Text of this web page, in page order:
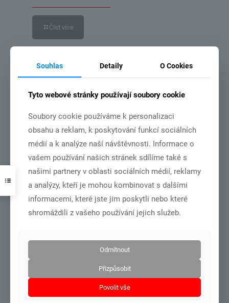
Číst více
14.11.2021
MČR družstev v roce 2022 bude v Chebu.
Číst více
31.10.2021
Souhlas Detaily O Cookies
Tyto webové stránky používají soubory cookie
Soubory cookie používáme k personalizaci
obsahu a reklam, k poskytování funkcí sociálních
médií a k analýze naší návštěvnosti. Informace o
vašem používání našich stránek sdílíme také s
našimi partnery v oblasti sociálních médií, reklamy
a analýzy, kteří je mohou kombinovat s dalšími
informacemi, které jste jim poskytli nebo které
shromáždili z vašeho používání jejich služeb.
Odmítnout
Přizpůsobit
Povolit vše